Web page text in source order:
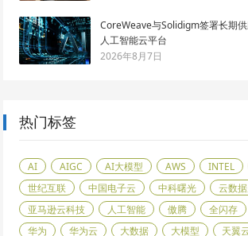
CoreWeave与Solidigm签署长期
人工智能云平台
2026年8月7日
热门标签
AI AIGC AI大模型 AWS INTEL
世纪互联
中国电子云 中科曙光 云数
亚马逊云科技
人工智能 傲腾 全闪存
华为
华为云 大数据 大模型 天翼